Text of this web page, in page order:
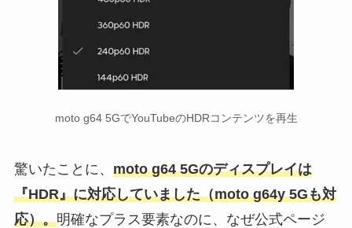
moto g64 5GでYouTubeのHDRコンテンツを再生
驚いたことに、 moto g64 5Gのディスプレイは
『HDR』に対応していました（moto g64y 5Gも対
応）。明確なプラス要素なのに、なぜ公式ページ